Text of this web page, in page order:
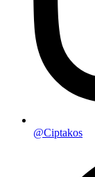
@Ciptakos